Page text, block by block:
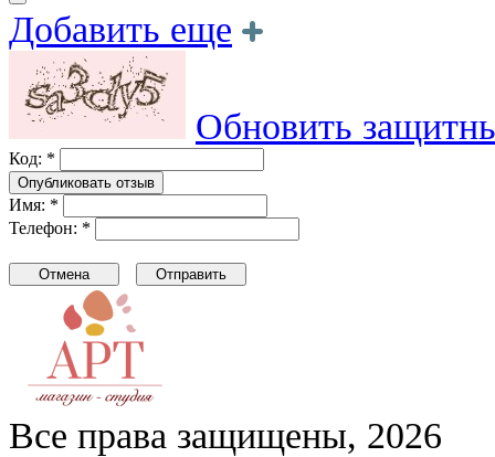
Добавить еще
Обновить
Код: *
Имя: *
Телефон: *
Все права защищены, 2026